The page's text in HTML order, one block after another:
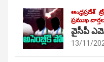
ఆంధ్రప్రదేశ్
ప్రముఖ
వైసీపీ
13/11/